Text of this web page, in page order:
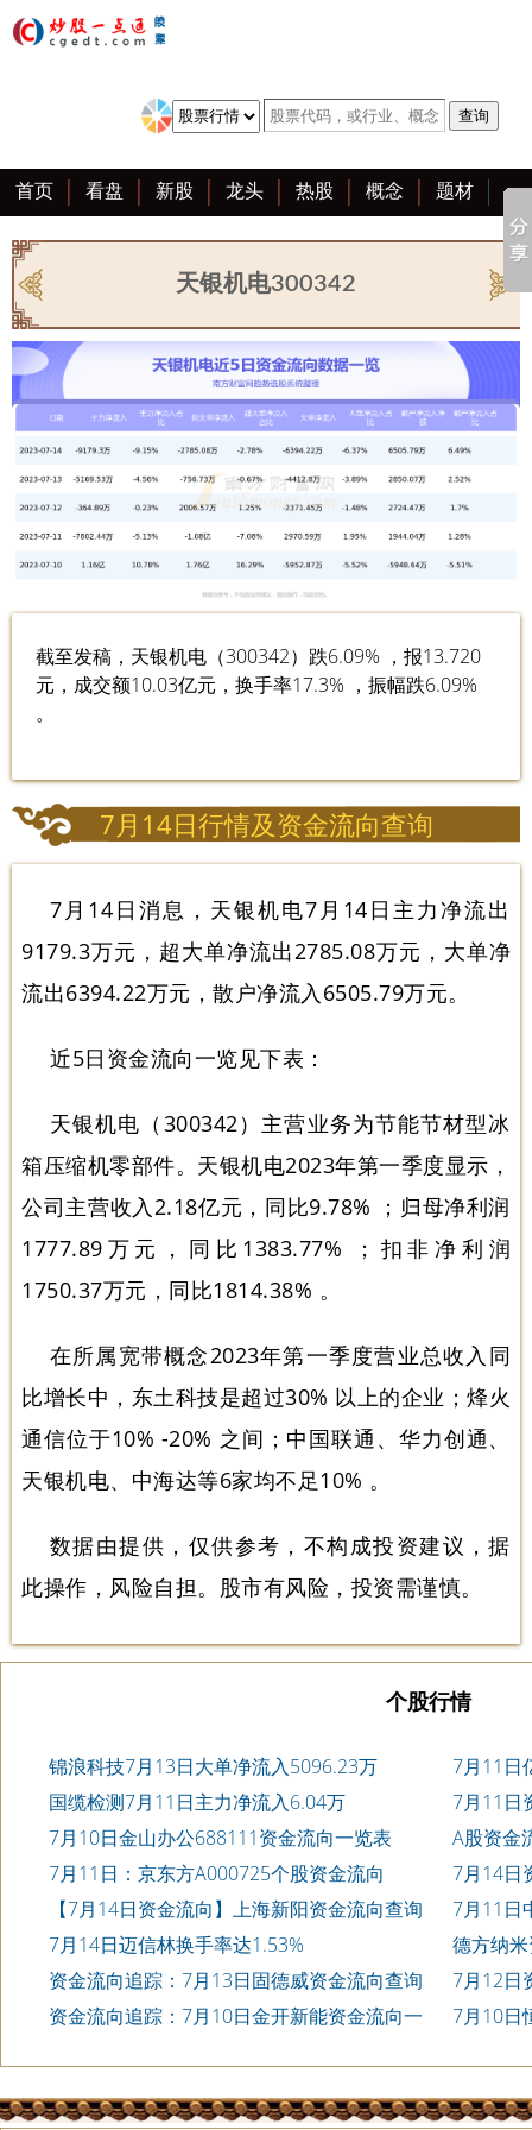
首页 看盘 新股 龙头 热股 概念 题材
亮点 创业板 资料 复盘 区块链 大全
天银机电300342
截至发稿，天银机电（300342）跌6.09% ，报13.720
元，成交额10.03亿元，换手率17.3% ，振幅跌6.09%
。
7月14日行情及资金流向查询
7月14日消息，天银机电7月14日主力净流出
9179.3万元，超大单净流出2785.08万元，大单净
流出6394.22万元，散户净流入6505.79万元。
近5日资金流向一览见下表：
天银机电（300342）主营业务为节能节材型冰
箱压缩机零部件。天银机电2023年第一季度显示，
公司主营收入2.18亿元，同比9.78% ；归母净利润
1777.89万元，同比1383.77% ；扣非净利润
1750.37万元，同比1814.38% 。
在所属宽带概念2023年第一季度营业总收入同
比增长中，东土科技是超过30% 以上的企业；烽火
通信位于10% -20% 之间；中国联通、华力创通、
天银机电、中海达等6家均不足10% 。
数据由提供，仅供参考，不构成投资建议，据
此操作，风险自担。股市有风险，投资需谨慎。
个股行情
锦浪科技7月13日大单净流入5096.23万
7月11日
国缆检测7月11日主力净流入6.04万
7月11日
7月10日金山办公688111资金流向一览表
A股资金
览表
7月11日：京东方A000725个股资金流向
7月14日
【7月14日资金流向】上海新阳资金流向查询
7月11日
7月14日迈信林换手率达1.53%
德方纳
资金流向追踪：7月13日固德威资金流向查询
7月12日
询
资金流向追踪：7月10日金开新能资金流向一
7月10日